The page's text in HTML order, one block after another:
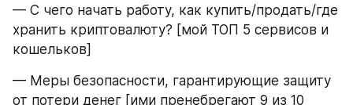
— С чего начать работу, как купить/продать/где
хранить криптовалюту? [мой ТОП 5 сервисов и
кошельков]
— Меры безопасности, гарантирующие защиту
от потери денег [ими пренебрегают 9 из 10